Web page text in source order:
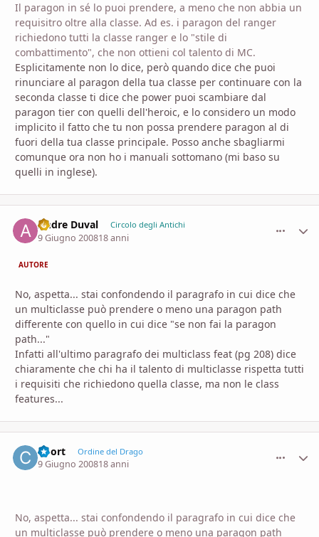
Il paragon in sé lo puoi prendere, a meno che non abbia un
requisitro oltre alla classe. Ad es. i paragon del ranger
richiedono tutti la classe ranger e lo "stile di
combattimento", che non ottieni col talento di MC.
Esplicitamente non lo dice, però quando dice che puoi
rinunciare al paragon della tua classe per continuare con la
seconda classe ti dice che power puoi scambiare dal
paragon tier con quelli dell'heroic, e lo considero un modo
implicito il fatto che tu non possa prendere paragon al di
fuori della tua classe principale. Posso anche sbagliarmi
comunque ora non ho i manuali sottomano (mi baso su
quelli in inglese).
Andre Duval Circolo degli Antichi
9 Giugno 200818 anni
AUTORE
No, aspetta... stai confondendo il paragrafo in cui dice che
un multiclasse può prendere o meno una paragon path
differente con quello in cui dice "se non fai la paragon
path..."
Infatti all'ultimo paragrafo dei multiclass feat (pg 208) dice
chiaramente che chi ha il talento di multiclasse rispetta tutti
i requisiti che richiedono quella classe, ma non le class
features...
Coort Ordine del Drago
9 Giugno 200818 anni
No, aspetta... stai confondendo il paragrafo in cui dice che
un multiclasse può prendere o meno una paragon path